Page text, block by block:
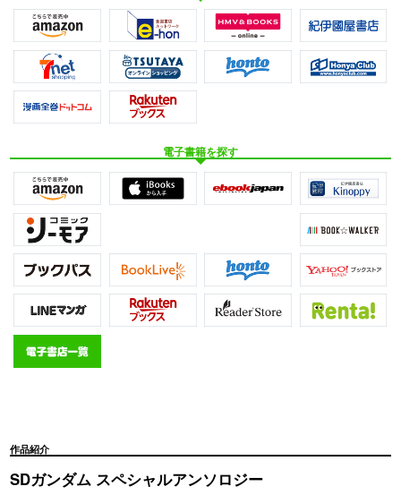
電子書籍を探す
作品紹介
SDガンダム スペシャルアンソロジー